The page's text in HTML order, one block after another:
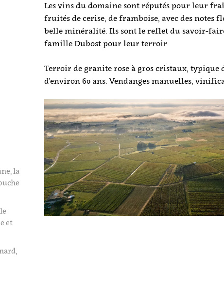
Les vins du domaine sont réputés pour leur
fruités de cerise, de framboise, avec des notes
belle minéralité. Ils sont le reflet du savoir-
famille Dubost pour leur terroir.
Terroir de granite rose à gros cristaux, typique
d’environ 60 ans. Vendanges manuelles,
la
et